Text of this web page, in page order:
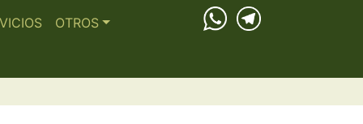
OTROS